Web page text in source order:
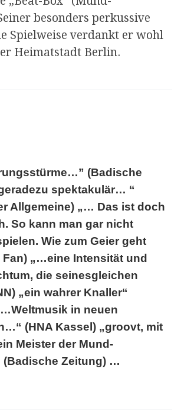
besonders perkussive
Spielweise verdankt er wohl
Heimatstadt Berlin.
(Badische
spektakulär… “
Allgemeine) „… Das ist doch
So kann man gar nicht
Wie zum Geier geht
„…eine Intensität und
die seinesgleichen
„ein wahrer Knaller“
in neuen
(HNA Kassel) „groovt, mit
Meister der Mund-
(Badische Zeitung) …